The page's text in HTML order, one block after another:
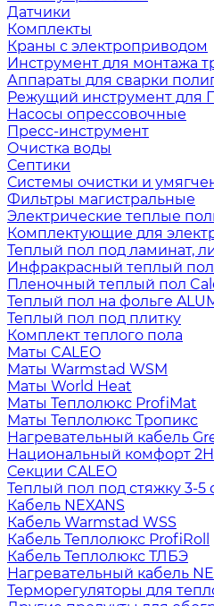
Датчики
Комплекты
Краны с электроприводом
Инструмент для монтажа
Аппараты для сварки
Режущий инструмент для
Насосы опрессовочные
Пресс-инструмент
Очистка воды
Септики
Системы очистки и
Фильтры магистральные
Электрические теплые
Комплектующие для
Теплый пол под ламинат,
Инфракрасный теплый
Пленочный теплый пол
Теплый пол на фольге
Теплый пол под плитку
Комплект теплого пола
Маты CALEO
Маты Warmstad WSM
Маты World Heat
Маты Теплолюкс ProfiMat
Маты Теплолюкс Тропикс
Нагревательный кабель
Национальный комфорт
Секции CALEO
Теплый пол под стяжку 3-5
Кабель NEXANS
Кабель Warmstad WSS
Кабель Теплолюкс ProfiRoll
Кабель Теплолюкс ТЛБЭ
Нагревательный кабель
Терморегуляторы для